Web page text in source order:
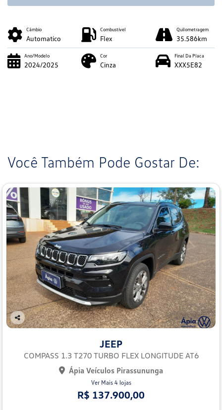
Câmbio
Automatico
Combustível
Flex
Quilometragem
35.586km
Ano/Modelo
2024/2025
Cor
Cinza
Final Da Placa
XXX5E82
Você Também Pode Gostar De:
Co
JEEP
COMPASS 1.3 T270 TURBO FLEX LONGITUDE AT6
Ápia Veículos Pirassununga
Ver Mais 4 lojas
R$ 137.900,00